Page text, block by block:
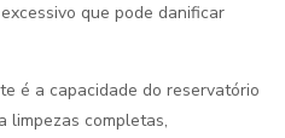
que pode danificar
é a capacidade do reservatório
limpezas completas,